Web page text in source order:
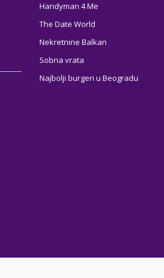
Handyman 4 Me
The Date World
Nekretnine Balkan
Sobna vrata
Najbolji burgeri u Beogradu